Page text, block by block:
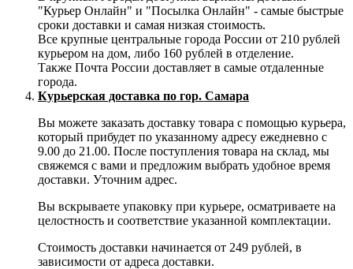
"Курьер Онлайн" и "Посылка Онлайн" - самые быстрые
сроки доставки и самая низкая стоимость.
Все крупные центральные города России от 210 рублей
курьером на дом, либо 160 рублей в отделение.
Также Почта России доставляет в самые отдаленные
города.
Курьерская доставка по гор. Самара
Вы можете заказать доставку товара с помощью курьера,
который прибудет по указанному адресу ежедневно с
9.00 до 21.00. После поступления товара на склад, мы
свяжемся с вами и предложим выбрать удобное время
доставки. Уточним адрес.
Вы вскрываете упаковку при курьере, осматриваете на
целостность и соответствие указанной комплектации.
Стоимость доставки начинается от 249 рублей, в
зависимости от адреса доставки.